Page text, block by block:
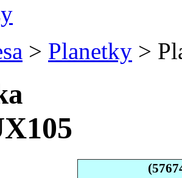
> Planetky >